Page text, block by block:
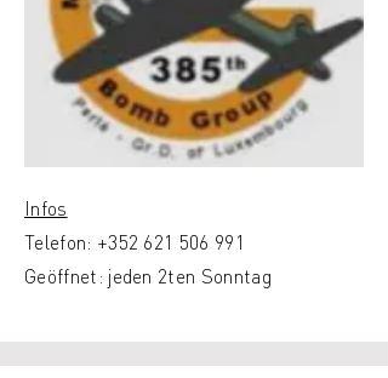
Infos
Telefon: +352 621 506 991
Geöffnet: jeden 2ten Sonntag